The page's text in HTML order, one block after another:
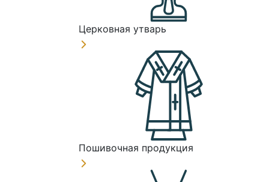
Церковная утварь
Пошивочная продукция